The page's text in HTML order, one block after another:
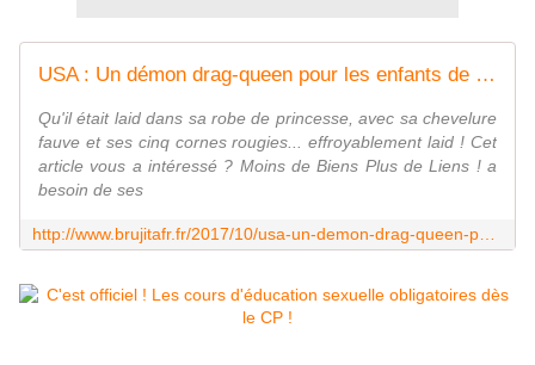
USA : Un démon drag-queen pour les enfants de la bibliothèque publique de Michelle Obama - MOINS de BIENS PLUS de LIENS
Qu'il était laid dans sa robe de princesse, avec sa chevelure
fauve et ses cinq cornes rougies... effroyablement laid ! Cet
article vous a intéressé ? Moins de Biens Plus de Liens ! a
besoin de ses